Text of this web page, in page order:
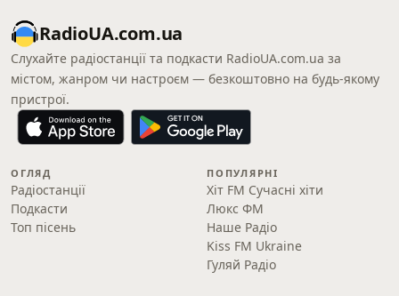
RadioUA.com.ua
Слухайте радіостанції та подкасти RadioUA.com.ua за
містом, жанром чи настроєм — безкоштовно на будь-якому
пристрої.
ОГЛЯД
Радіостанції
Подкасти
Топ пісень
ПОПУЛЯРНІ
Хіт FM Сучасні хіти
Люкс ФМ
Наше Радіо
Kiss FM Ukraine
Гуляй Радіо